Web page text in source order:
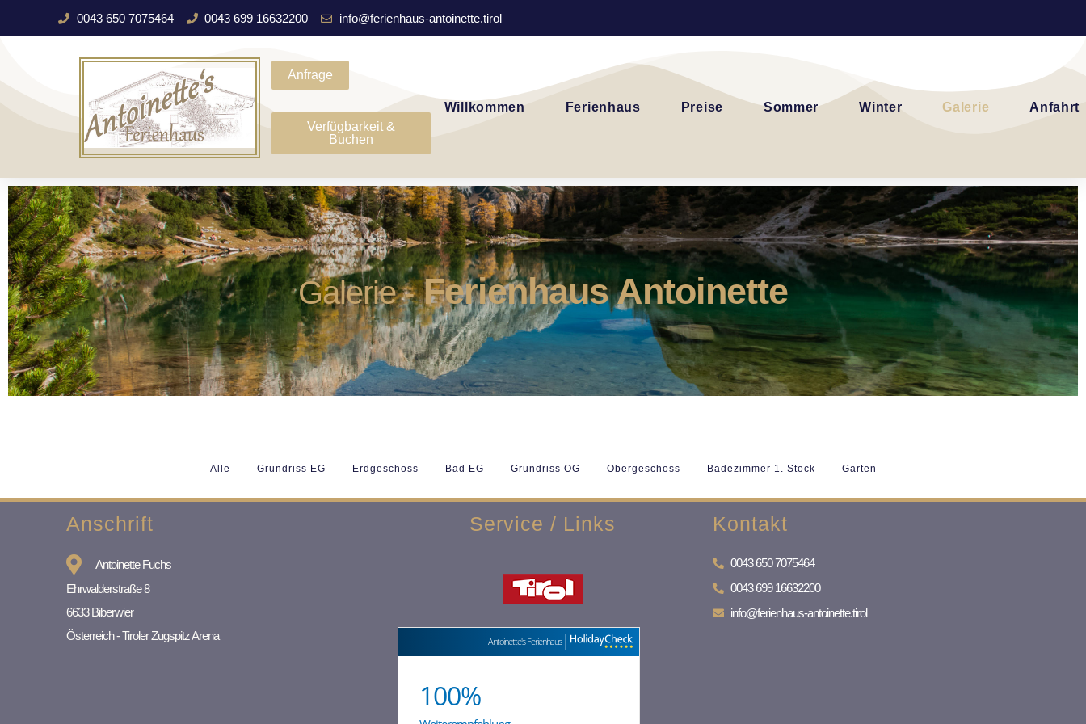
0043 650 7075464 0043 699 16632200 info@ferienhaus-antoinette.tirol
Anfrage
Verfügbarkeit &
Buchen
Willkommen Ferienhaus Preise Sommer Winter Galerie Anfahrt
Galerie -Ferienhaus Antoinette
Alle Grundriss EG Erdgeschoss Bad EG Grundriss OG Obergeschoss Badezimmer 1. Stock Garten
Anschrift
Antoinette Fuchs
Ehrwalderstraße 8
6633 Biberwier
Österreich - Tiroler Zugspitz Arena
Service / Links
Antoinette's Ferienhaus
100%
Kontakt
0043 650 7075464
0043 699 16632200
info@ferienhaus-antoinette.tirol